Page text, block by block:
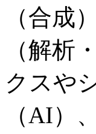
（合成
（解析
クスや
（AI）